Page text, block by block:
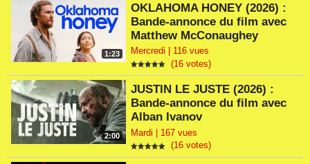
1:23
OKLAHOMA HONEY (2026) :
Bande-annonce du film avec
Matthew McConaughey
Mercredi | 116 vues
(16 votes)
2:00
JUSTIN LE JUSTE (2026) :
Bande-annonce du film avec
Alban Ivanov
Mardi | 167 vues
(16 votes)